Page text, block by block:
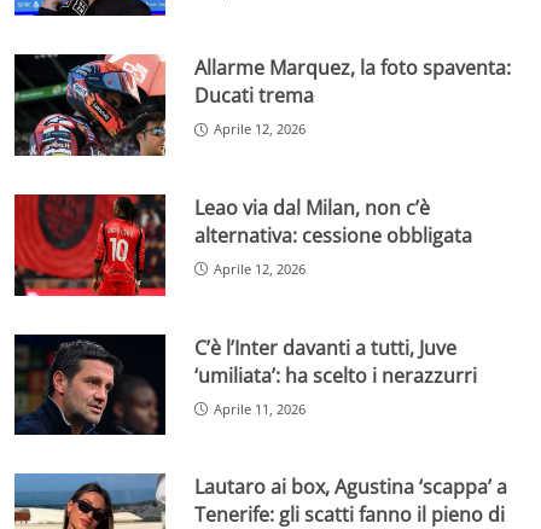
Allarme Marquez, la foto spaventa:
Ducati trema
Aprile 12, 2026
Leao via dal Milan, non c’è
alternativa: cessione obbligata
Aprile 12, 2026
C’è l’Inter davanti a tutti, Juve
‘umiliata’: ha scelto i nerazzurri
Aprile 11, 2026
Lautaro ai box, Agustina ‘scappa’ a
Tenerife: gli scatti fanno il pieno di